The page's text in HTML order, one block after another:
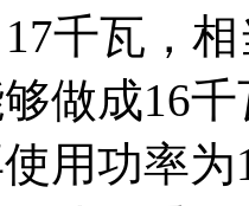
千瓦，
做成16
用功率